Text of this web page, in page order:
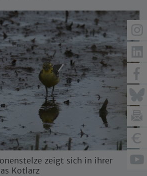
zeigt sich in ihrer
Kotlarz